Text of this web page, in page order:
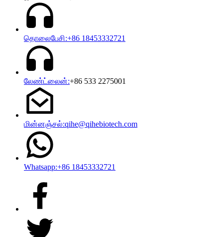
தொலைபேசி:+86 18453332721
லேண்ட்லைன்:+86 533 2275001
மின்னஞ்சல்:qihe@qihebiotech.com
Whatsapp:+86 18453332721